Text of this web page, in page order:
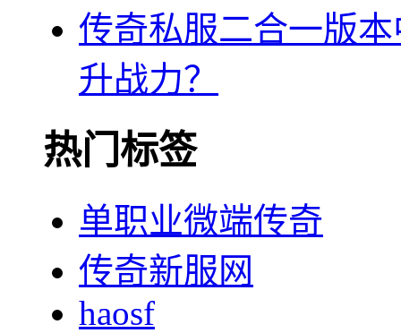
传奇私服二合一版
升战力？
热门标签
单职业微端传奇
传奇新服网
haosf